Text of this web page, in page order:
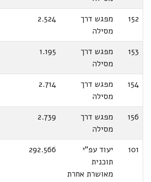
152
מפגש דרך
מסילה
2.524
153
מפגש דרך
מסילה
1.195
154
מפגש דרך
מסילה
2.714
156
מפגש דרך
מסילה
2.739
101
יעוד עפ"י
תוכנית
מאושרת אחרת
292.566